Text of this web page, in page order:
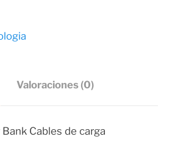
Valoraciones (0)
Cables de carga